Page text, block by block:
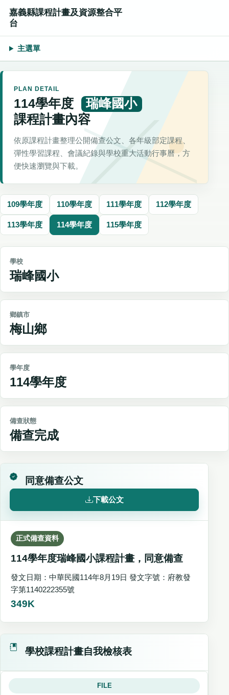
嘉義縣課程計畫及資源整合平
台
主選單
PLAN DETAIL
114學年度
瑞峰國小
課程計畫內容
依原課程計畫整理公開備查公文、各年級部定課程、
彈性學習課程、會議紀錄與學校重大活動行事曆，方
便快速瀏覽與下載。
109學年度 110學年度 111學年度 112學年度
113學年度 114學年度 115學年度
學校
瑞峰國小
鄉鎮市
梅山鄉
學年度
114學年度
備查狀態
備查完成
同意備查公文
下載公文
正式備查資料
114學年度瑞峰國小課程計畫，同意備查
發文日期：中華民國114年8月19日 發文字號：府教發
字第1140222355號
349K
學校課程計畫自我檢核表
FILE